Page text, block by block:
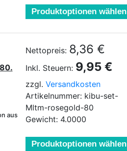
Produktoptionen wählen
aus
Nettopreis: 8,36 €
Inkl. Steuern: 9,95 €
zzgl. Versandkosten
Artikelnummer: kibu-set-
Mltm-rosegold-80
Gewicht: 4.0000
Produktoptionen wählen